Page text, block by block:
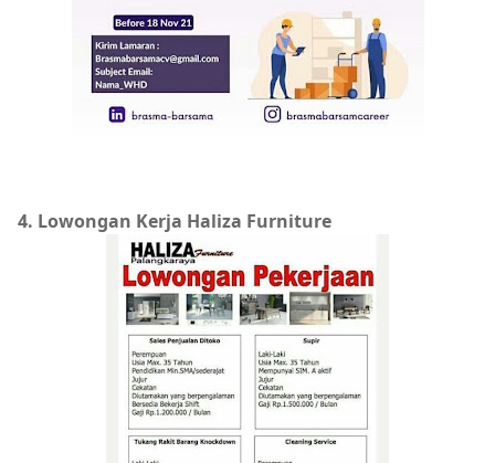
4. Lowongan Kerja Haliza Furniture